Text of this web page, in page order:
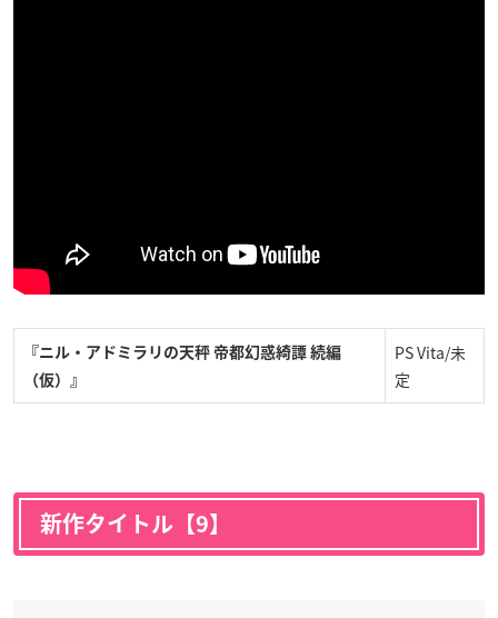
『ニル・アドミラリの天秤 帝都幻惑綺譚 続編
（仮）』
PS Vita/未
定
新作タイトル【9】